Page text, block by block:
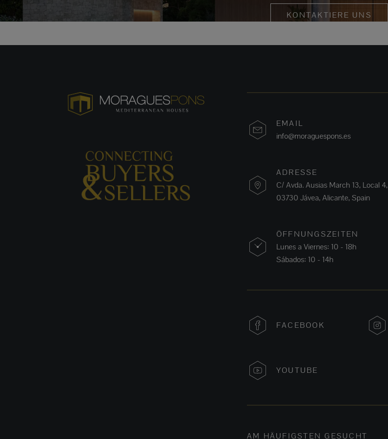
KONTAKTIERE UNS
EMAIL
info@moraguespons.es
ADRESSE
C/ Avda. Ausias March 13, Local 4,
03730 Jávea, Alicante, Spain
ÖFFNUNGSZEITEN
Lunes a Viernes: 10 - 18h
Sábados: 10 - 14h
FACEBOOK
YOUTUBE
AM HÄUFIGSTEN GESUCHT